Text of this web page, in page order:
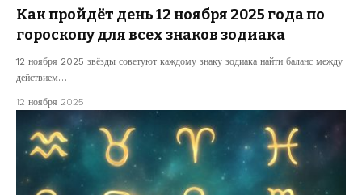
Как пройдёт день 12 ноября 2025 года по
гороскопу для всех знаков зодиака
12 ноября 2025 звёзды советуют каждому знаку зодиака найти баланс между
действием…
12 ноября 2025